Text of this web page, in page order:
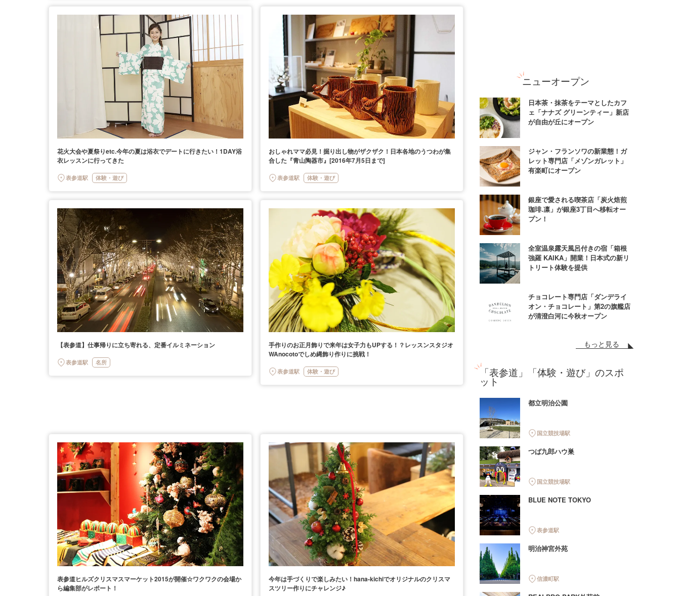
花火大会や夏祭りetc.今年の夏は浴衣でデートに行きたい！1DAY浴
衣レッスンに行ってきた
表参道駅 体験・遊び
おしゃれママ必見！掘り出し物がザクザク！日本各地のうつわが集
合した『青山陶器市』[2016年7月5日まで]
表参道駅 体験・遊び
【表参道】仕事帰りに立ち寄れる、定番イルミネーション
表参道駅 名所
手作りのお正月飾りで来年は女子力もUPする！？レッスンスタジオ
WAnocotoでしめ縄飾り作りに挑戦！
表参道駅 体験・遊び
表参道ヒルズクリスマスマーケット2015が開催☆ワクワクの会場か
ら編集部がレポート！
今年は手づくりで楽しみたい！hana-kichiでオリジナルのクリスマ
スツリー作りにチャレンジ♪
ニューオープン
日本茶・抹茶をテーマとしたカフ
ェ「ナナズ グリーンティー」新店
が自由が丘にオープン
ジャン・フランソワの新業態！ガ
レット専門店「メゾンガレット」
有楽町にオープン
銀座で愛される喫茶店「炭火焙煎
珈琲.凛」が銀座3丁目へ移転オー
プン！
全室温泉露天風呂付きの宿「箱根
強羅 KAIKA」開業！日本式の新リ
トリート体験を提供
チョコレート専門店「ダンデライ
オン・チョコレート」第2の旗艦店
が清澄白河に今秋オープン
もっと見る
「表参道」「体験・遊び」のスポ
ット
都立明治公園
国立競技場駅
つば九郎ハウ巣
国立競技場駅
BLUE NOTE TOKYO
表参道駅
明治神宮外苑
信濃町駅